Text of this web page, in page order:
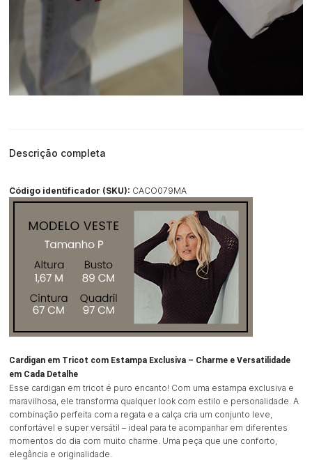
Descrição completa
Código identificador (SKU): CACO079MA
Cardigan em Tricot com Estampa Exclusiva – Charme e Versatilidade
em Cada Detalhe
Esse cardigan em tricot é puro encanto! Com uma estampa exclusiva e
maravilhosa, ele transforma qualquer look com estilo e personalidade. A
combinação perfeita com a regata e a calça cria um conjunto leve,
confortável e super versátil – ideal para te acompanhar em diferentes
momentos do dia com muito charme. Uma peça que une conforto,
elegância e originalidade.